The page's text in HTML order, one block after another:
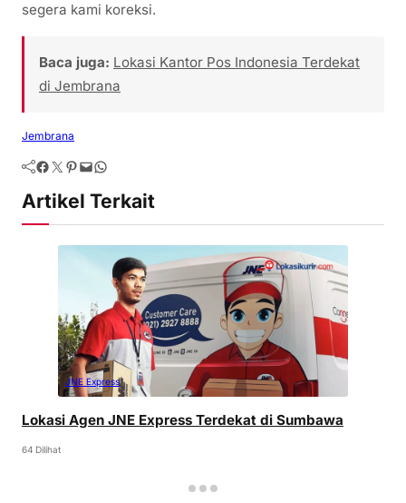
segera kami koreksi.
Baca juga: Lokasi Kantor Pos Indonesia Terdekat
di Jembrana
Jembrana
Artikel Terkait
JNE Express
Lokasi Agen JNE Express Terdekat di Sumbawa
64 Dilihat